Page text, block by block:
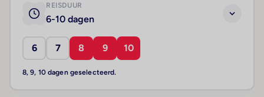
REISDUUR
6-10 dagen
6 7 8 9 10
8, 9, 10 dagen geselecteerd.